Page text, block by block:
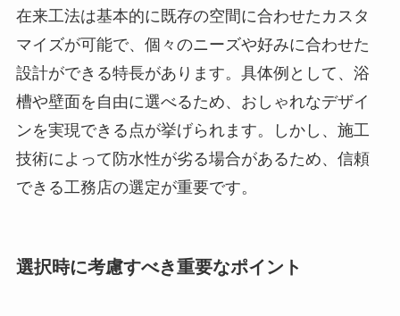
在来工法は基本的に既存の空間に合わせたカスタ
マイズが可能で、個々のニーズや好みに合わせた
設計ができる特長があります。具体例として、浴
槽や壁面を自由に選べるため、おしゃれなデザイ
ンを実現できる点が挙げられます。しかし、施工
技術によって防水性が劣る場合があるため、信頼
できる工務店の選定が重要です。
選択時に考慮すべき重要なポイント